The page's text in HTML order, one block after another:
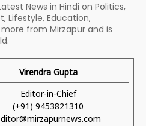
News in Hindi on Politics,
Lifestyle, Education,
from Mirzapur and is
Virendra Gupta
Editor-in-Chief
(+91) 9453821310